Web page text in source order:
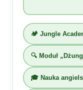
🏕️ Jungle
🔍 Moduł
🎓 Nauka